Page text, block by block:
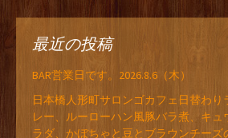
最近の投稿
BAR営業日です。2026.8.6（木）
日本橋人形町サロンゴカフェ日替わり
レー、ルーローハン風豚バラ煮、キュ
ラダ、かぼちゃと豆とブラウンチーズ